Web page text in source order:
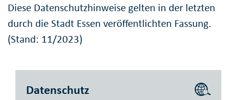
Diese Datenschutzhinweise gelten in der letzten
durch die Stadt Essen veröffentlichten Fassung.
(Stand: 11/2023)
Datenschutz